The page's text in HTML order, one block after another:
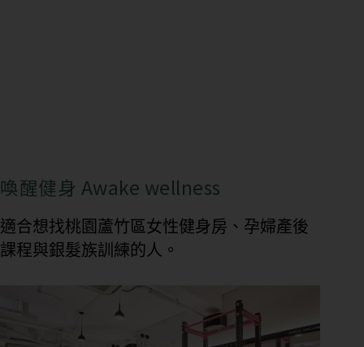
喚醒健身 Awake wellness
適合想找桃園蘆竹區女性健身房、孕婦產後
課程與銀髮族訓練的人。